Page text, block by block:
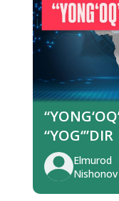
“YOG‘”DIR
Elmurod
Nishonov